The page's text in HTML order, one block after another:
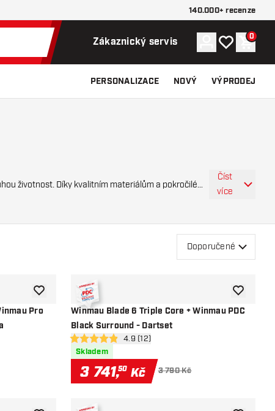
140.000+ recenze
Zákaznický servis ÚčetMůj seznam
0
PERSONALIZACE NOVÝ VÝPRODEJ
životnost. Díky kvalitním materiálům a pokročilé
Číst
více
Doporučené
Pro
Přidat do seznamu přání
Winmau Blade 6 Triple Core + Winmau PDC
Black Surround - Dartset
otevřít panel recenzí
4.9 hodnoticí hvězdičky
4.9 (12)
Skladem
3 741,50 Kč 3 790 Kč
Přidat do